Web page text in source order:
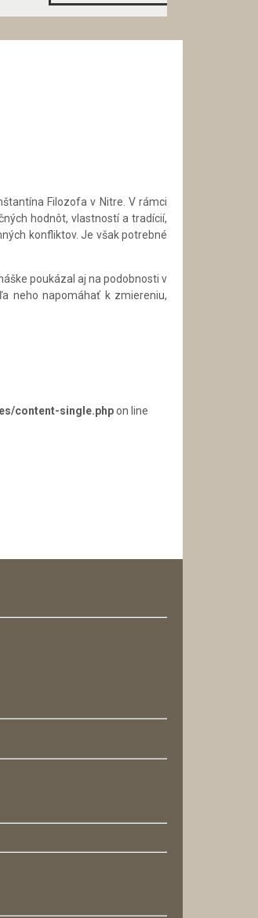
Filozofa v Nitre. V rámci
hodnôt, vlastností a tradícií,
konfliktov. Je však potrebné
poukázal aj na podobnosti v
neho napomáhať k zmiereniu,
content-single.phpon line